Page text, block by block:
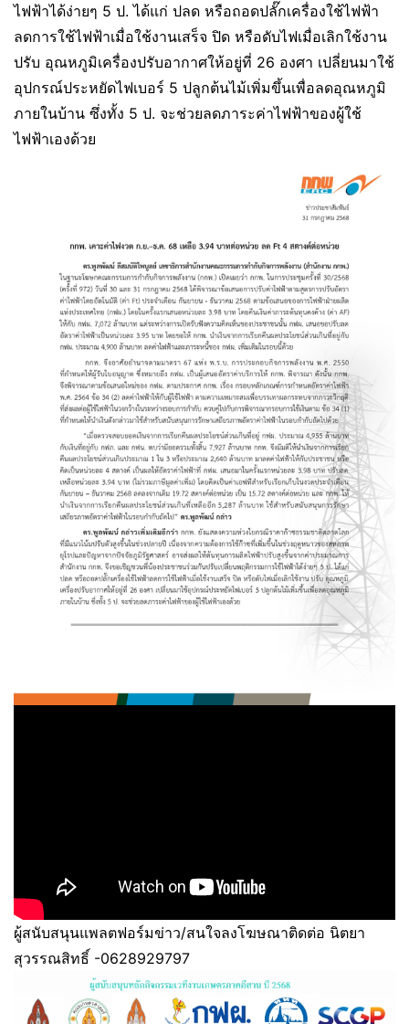
ไฟฟ้าได้ง่ายๆ 5 ป. ได้แก่ ปลด หรือถอดปลั๊กเครื่องใช้ไฟฟ้า
ลดการใช้ไฟฟ้าเมื่อใช้งานเสร็จ ปิด หรือดับไฟเมื่อเลิกใช้งาน
ปรับ อุณหภูมิเครื่องปรับอากาศให้อยู่ที่ 26 องศา เปลี่ยนมาใช้
อุปกรณ์ประหยัดไฟเบอร์ 5 ปลูกต้นไม้เพิ่มขึ้นเพื่อลดอุณหภูมิ
ภายในบ้าน ซึ่งทั้ง 5 ป. จะช่วยลดภาระค่าไฟฟ้าของผู้ใช้
ไฟฟ้าเองด้วย
ผู้สนับสนุนแพลตฟอร์มข่าว/สนใจลงโฆษณาติดต่อ นิตยา
สุวรรณสิทธิ์ -0628929797